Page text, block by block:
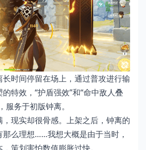
时间停留在场上，通过普攻进行输
特效，“护盾强效”和“命中敌人叠
服务于初版钟离。
现实却很骨感。上架之后，钟离的
那么理想……我想大概是由于当时，